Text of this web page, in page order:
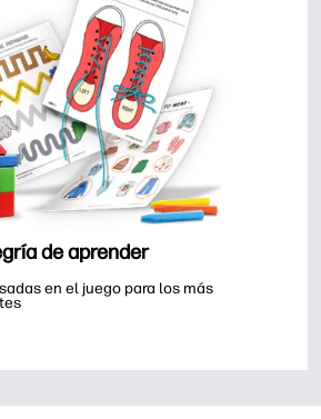
de aprender
en el juego para los más